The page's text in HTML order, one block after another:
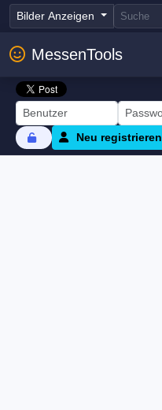
Bilder Anzeigen
MessenTools
Neu registrieren